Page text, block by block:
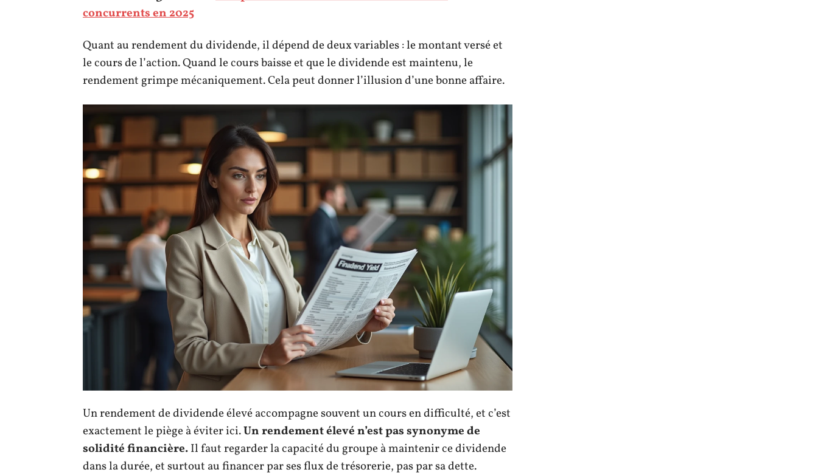
concurrents en 2025
Quant au rendement du dividende, il dépend de deux variables : le montant versé et
le cours de l’action. Quand le cours baisse et que le dividende est maintenu, le
rendement grimpe mécaniquement. Cela peut donner l’illusion d’une bonne affaire.
Un rendement de dividende élevé accompagne souvent un cours en difficulté, et c’est
exactement le piège à éviter ici.Un rendement élevé n’est pas synonyme de
solidité financière.Il faut regarder la capacité du groupe à maintenir ce dividende
dans la durée, et surtout au financer par ses flux de trésorerie, pas par sa dette.